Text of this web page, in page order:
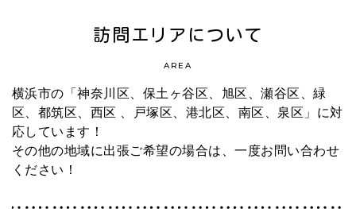
訪問エリアについて
AREA
横浜市の「神奈川区、保土ヶ谷区、旭区、瀬谷区、緑
区、都筑区、西区 、戸塚区、港北区、南区、泉区」に対
応しています！
その他の地域に出張ご希望の場合は、一度お問い合わせ
ください！